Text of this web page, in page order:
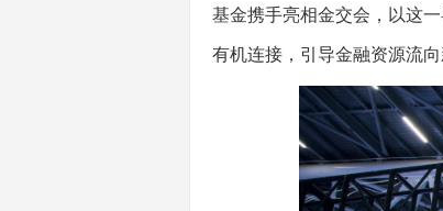
基金携手亮相金交会，以这
有机连接，引导金融资源流